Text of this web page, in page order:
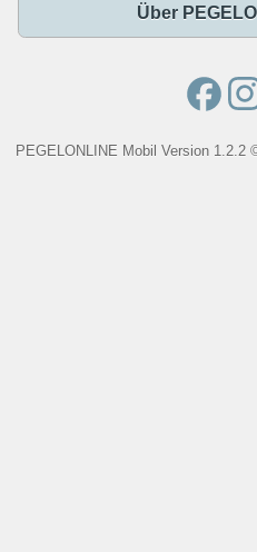
Über
PEGELONLINE Mobil Version 1.2.2